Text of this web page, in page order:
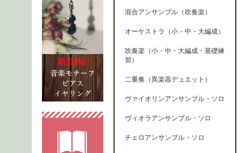
混合アンサンブル（吹奏楽）
オーケストラ（小・中・大編成）
吹奏楽（小・中・大編成・基礎練
習）
二重奏（異楽器デュエット）
ヴァイオリンアンサンブル・ソロ
ヴィオラアンサンブル・ソロ
チェロアンサンブル・ソロ